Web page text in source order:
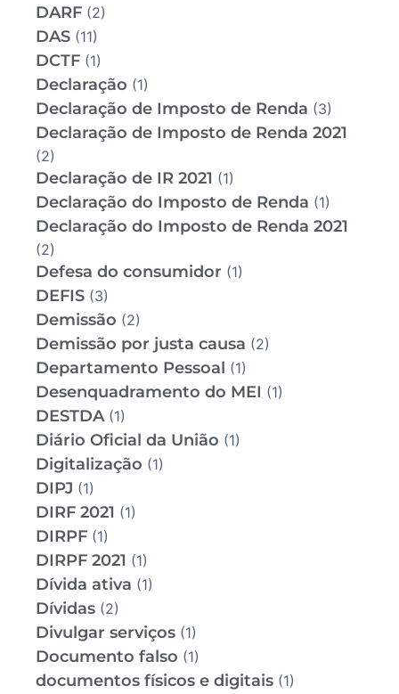
DARF (2)
DAS (11)
DCTF (1)
Declaração (1)
Declaração de Imposto de Renda (3)
Declaração de Imposto de Renda 2021
(2)
Declaração de IR 2021 (1)
Declaração do Imposto de Renda (1)
Declaração do Imposto de Renda 2021
(2)
Defesa do consumidor (1)
DEFIS (3)
Demissão (2)
Demissão por justa causa (2)
Departamento Pessoal (1)
Desenquadramento do MEI (1)
DESTDA(1)
Diário Oficial da União (1)
Digitalização (1)
DIPJ (1)
DIRF 2021 (1)
DIRPF (1)
DIRPF 2021 (1)
Dívida ativa (1)
Dívidas (2)
Divulgar serviços (1)
Documento falso (1)
documentos físicos e digitais (1)